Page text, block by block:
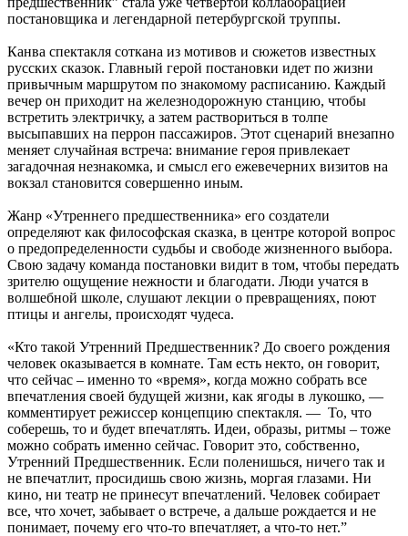
постановщика и легендарной петербургской труппы.
Канва спектакля соткана из мотивов и сюжетов известных
русских сказок. Главный герой постановки идет по жизни
привычным маршрутом по знакомому расписанию. Каждый
вечер он приходит на железнодорожную станцию, чтобы
встретить электричку, а затем раствориться в толпе
высыпавших на перрон пассажиров. Этот сценарий внезапно
меняет случайная встреча: внимание героя привлекает
загадочная незнакомка, и смысл его ежевечерних визитов на
вокзал становится совершенно иным.
Жанр «Утреннего предшественника» его создатели
определяют как философская сказка, в центре которой вопрос
о предопределенности судьбы и свободе жизненного выбора.
Свою задачу команда постановки видит в том, чтобы передать
зрителю ощущение нежности и благодати. Люди учатся в
волшебной школе, слушают лекции о превращениях, поют
птицы и ангелы, происходят чудеса.
«Кто такой Утренний Предшественник? До своего рождения
человек оказывается в комнате. Там есть некто, он говорит,
что сейчас – именно то «время», когда можно собрать все
впечатления своей будущей жизни, как ягоды в лукошко, —
комментирует режиссер концепцию спектакля. — То, что
соберешь, то и будет впечатлять. Идеи, образы, ритмы – тоже
можно собрать именно сейчас. Говорит это, собственно,
Утренний Предшественник. Если поленишься, ничего так и
не впечатлит, просидишь свою жизнь, моргая глазами. Ни
кино, ни театр не принесут впечатлений. Человек собирает
все, что хочет, забывает о встрече, а дальше рождается и не
понимает, почему его что-то впечатляет, а что-то нет.”